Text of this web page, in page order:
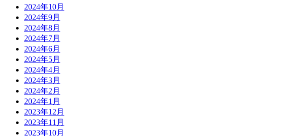
2024年10月
2024年9月
2024年8月
2024年7月
2024年6月
2024年5月
2024年4月
2024年3月
2024年2月
2024年1月
2023年12月
2023年11月
2023年10月